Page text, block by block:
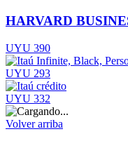
HARVARD
UYU 390
UYU 293
UYU 332
Volver arriba